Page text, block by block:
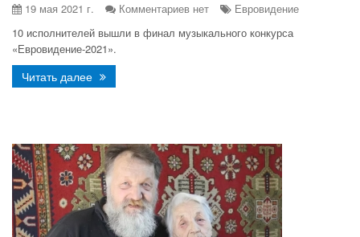
19 мая 2021 г. Комментариев нет
Евровидение
10 исполнителей вышли в финал музыкального конкурса
«Евровидение-2021».
Читать далее